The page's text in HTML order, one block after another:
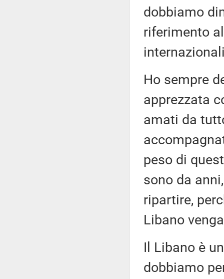
dobbiamo
riferimento
Ho sempre
apprezzata
amati da
peso di
sono da
ripartire,
Libano
Il Libano è
dobbiamo